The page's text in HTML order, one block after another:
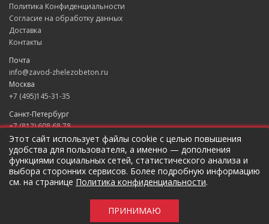
Политика Конфиденциальности
Согласие на обработку данных
Доставка
Контакты
Почта
info@zavod-zhelezobeton.ru
Москва
+7 (495)145-31-35
Санкт-Петербург
+7 (812) 608 68 78
Екатеринбург
+7 (343) 235 49 31
Краснодар
+7 (861) 205 79 37
Предложение не является публичной оффертой.
Этот сайт использует файлы cookie с целью повышения
удобства для пользователя, а именно — дополнения
функциями социальных сетей, статистического анализа и
выбора сторонних сервисов. Более подробную информацию
см. на странице Политика конфиденциальности.
ПРИНИМАЮ